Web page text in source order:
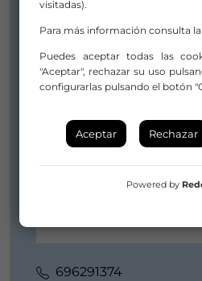
696291374
visitadas).
Para más información consulta la
Puedes aceptar todas las
"Aceptar", rechazar su uso
configurarlas pulsando el botón
Aceptar Rechazar
Powered by